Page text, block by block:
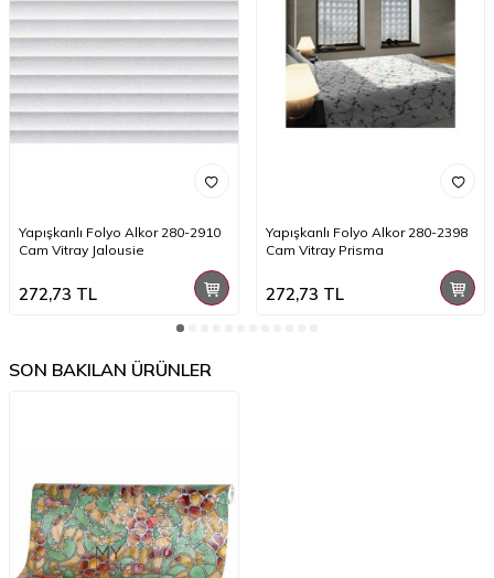
Yapışkanlı Folyo Alkor 280-2910
Cam Vitray Jalousie
272,73 TL
Yapışkanlı Folyo Alkor 280-2398
Cam Vitray Prisma
272,73 TL
SON BAKILAN ÜRÜNLER